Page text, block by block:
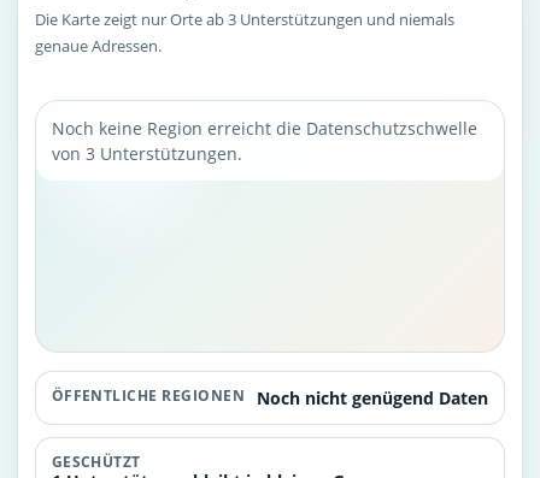
Die Karte zeigt nur Orte ab 3 Unterstützungen und niemals
genaue Adressen.
Noch keine Region erreicht die Datenschutzschwelle
von 3 Unterstützungen.
ÖFFENTLICHE REGIONEN Noch nicht genügend Daten
GESCHÜTZT